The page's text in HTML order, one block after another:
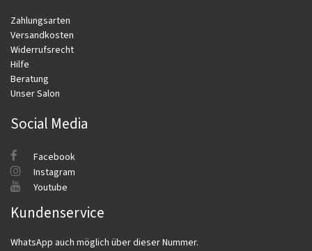
Zahlungsarten
Versandkosten
Widerrufsrecht
Hilfe
Beratung
Unser Salon
Social Media
Facebook
Instagram
Youtube
Kundenservice
WhatsApp auch möglich über dieser Nummer.